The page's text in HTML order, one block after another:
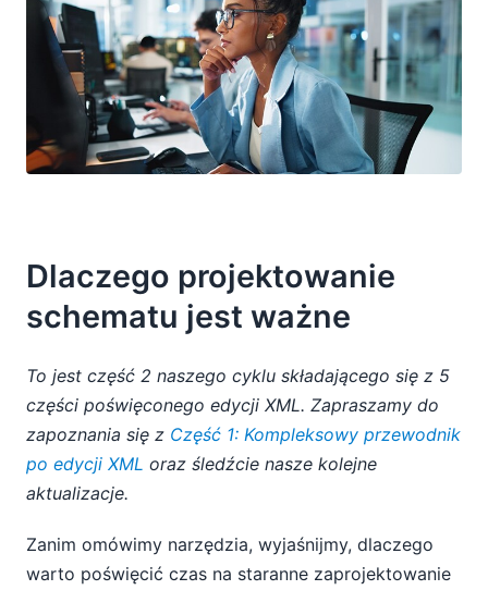
Dlaczego projektowanie
schematu jest ważne
To jest część 2 naszego cyklu składającego się z 5
części poświęconego edycji XML. Zapraszamy do
zapoznania się z Część 1: Kompleksowy przewodnik
po edycji XML oraz śledźcie nasze kolejne
aktualizacje.
Zanim omówimy narzędzia, wyjaśnijmy, dlaczego
warto poświęcić czas na staranne zaprojektowanie